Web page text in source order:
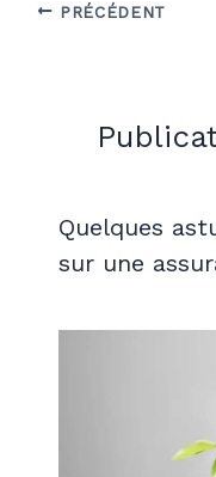
PRÉCÉDENT
Quelques
sur une